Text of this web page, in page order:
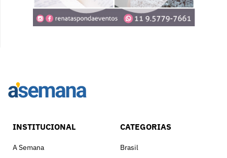
INSTITUCIONAL
A Semana
CATEGORIAS
Brasil